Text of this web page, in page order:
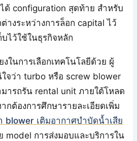
ด้ configuration สุดท้าย สำหรับ
างระหว่างการล็อก capital ไว้
บไว้ใช้ในธุรกิจหลัก
งในการเลือกเทคโนโลยีด้วย ผู้
จว่า turbo หรือ screw blower
ารถรัน rental unit ภายใต้โหลด
กต้องการศึกษารายละเอียดเพิ่ม
blower เติมอากาศบำบัดน้ำเสีย
model การส่งมอบและบริการใน